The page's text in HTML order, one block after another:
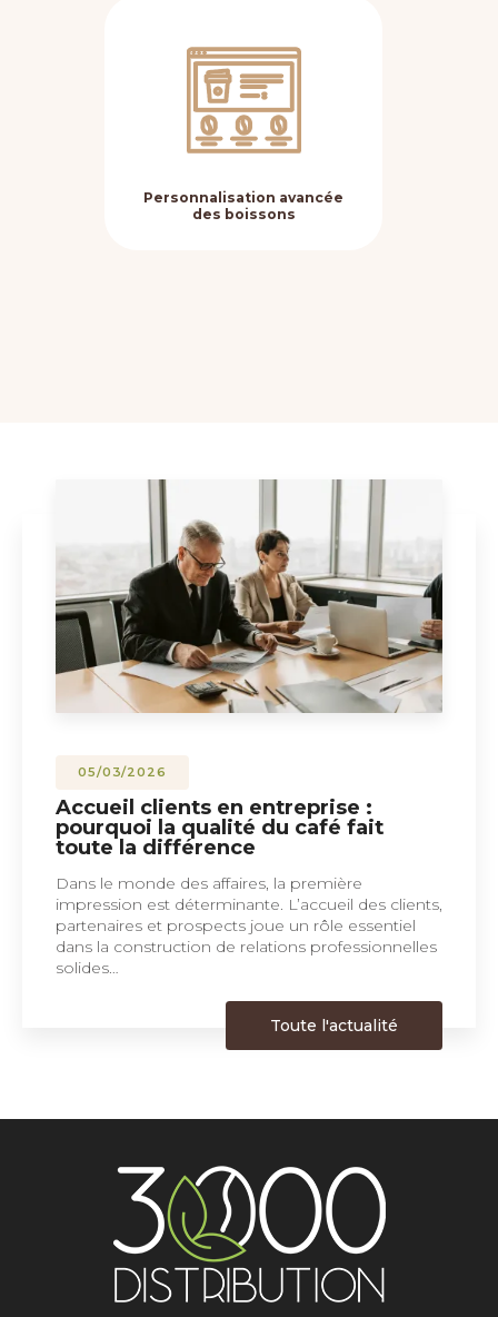
Personnalisation avancée
des boissons
05/03/2026
Accueil clients en entreprise :
pourquoi la qualité du café fait
toute la différence
Dans le monde des affaires, la première
impression est déterminante. L’accueil des clients,
partenaires et prospects joue un rôle essentiel
dans la construction de relations professionnelles
solides…
Toute l'actualité